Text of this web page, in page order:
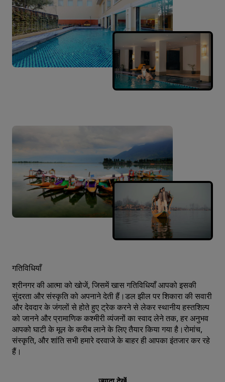
गतिविधियाँ
श्रीनगर की आत्मा को खोजें, जिसमें खास गतिविधियाँ आपको इसकी
सुंदरता और संस्कृति को अपनाने देती हैं।डल झील पर शिकारा की सवारी
और देवदार के जंगलों से होते हुए ट्रेक करने से लेकर स्थानीय हस्तशिल्प
को जानने और प्रामाणिक कश्मीरी व्यंजनों का स्वाद लेने तक, हर अनुभव
आपको घाटी के मूल के करीब लाने के लिए तैयार किया गया है।रोमांच,
संस्कृति, और शांति सभी हमारे दरवाजे के बाहर ही आपका इंतजार कर रहे
हैं।